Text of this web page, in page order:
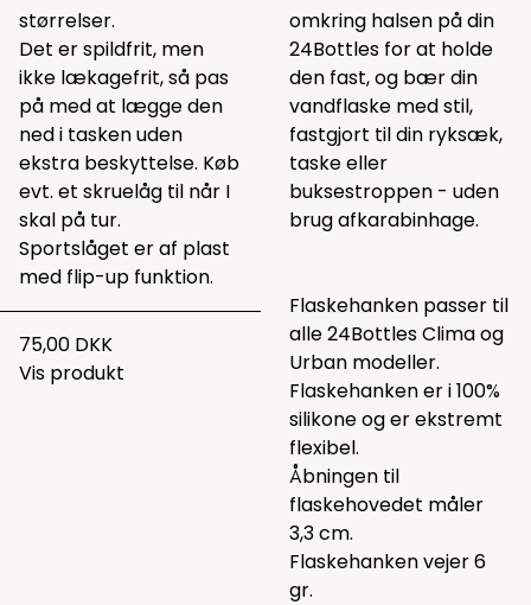
størrelser.
Det er spildfrit, men
ikke lækagefrit, så pas
på med at lægge den
ned i tasken uden
ekstra beskyttelse. Køb
evt. et skruelåg til når I
skal på tur.
Sportslåget er af plast
med flip-up funktion.
75,00 DKK
Vis produkt
omkring halsen på din
24Bottles for at holde
den fast, og bær din
vandflaske med stil,
fastgjort til din ryksæk,
taske eller
buksestroppen - uden
brug afkarabinhage.
Flaskehanken passer til
alle 24Bottles Clima og
Urban modeller.
Flaskehanken er i 100%
silikone og er ekstremt
flexibel.
Åbningen til
flaskehovedet måler
3,3 cm.
Flaskehanken vejer 6
gr.